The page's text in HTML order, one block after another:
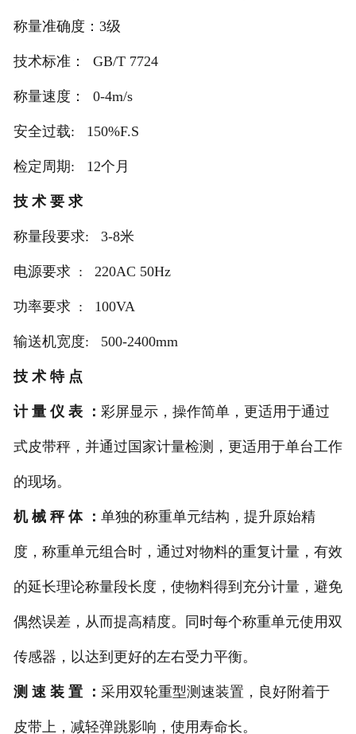
称量准确度：3级
技术标准： GB/T 7724
称量速度： 0-4m/s
安全过载: 150%F.S
检定周期: 12个月
技 术 要 求
称量段要求: 3-8米
电源要求 : 220AC 50Hz
功率要求 : 100VA
输送机宽度: 500-2400mm
技 术 特 点
计 量 仪 表 ： 彩屏显示，操作简单，更适用于通过
式皮带秤，并通过国家计量检测，更适用于单台工作
的现场。
机 械 秤 体 ： 单独的称重单元结构，提升原始精
度，称重单元组合时，通过对物料的重复计量，有效
的延长理论称量段长度，使物料得到充分计量，避免
偶然误差，从而提高精度。同时每个称重单元使用双
传感器，以达到更好的左右受力平衡。
测 速 装 置 ： 采用双轮重型测速装置，良好附着于
皮带上，减轻弹跳影响，使用寿命长。